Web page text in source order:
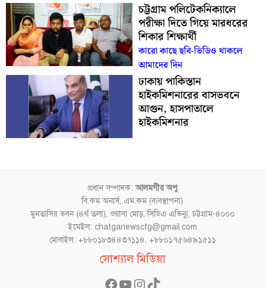
চট্টগ্রাম পলিটেকনিক্যালে
পরীক্ষা দিতে গিয়ে মারধরের
শিকার শিক্ষার্থী
কারো কাছে ছবি-ভিডিও থাকলে
আমাদের দিন
ঢাকায় পাকিস্তান
হাইকমিশনারের বাসভবনে
আগুন, হাসপাতালে
হাইকমিশনার
প্রধান সম্পাদক:আলমগীর অপু
বি.কম অনার্স, এম.কম (ব্যবস্থাপনা)
মুনতাসির ভবন (৪র্থ তলা), ওয়াসা মোড়, সিডিএ এভিন্যু, চট্টগ্রাম-৪০০০
ইমেইল: chatganewsctg@gmail.com
মোবাইল: +৮৮০১৮৩৪৪৩৭১১৪, +৮৮০১৭৫৬৪৯১৫১১
সোশ্যাল মিডিয়া
Facebook
YouTube
Instagram
TikTok